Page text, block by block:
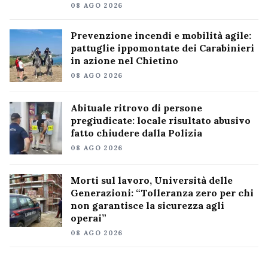
08 AGO 2026
Prevenzione incendi e mobilità agile:
pattuglie ippomontate dei Carabinieri
in azione nel Chietino
08 AGO 2026
Abituale ritrovo di persone
pregiudicate: locale risultato abusivo
fatto chiudere dalla Polizia
08 AGO 2026
Morti sul lavoro, Università delle
Generazioni: “Tolleranza zero per chi
non garantisce la sicurezza agli
operai”
08 AGO 2026